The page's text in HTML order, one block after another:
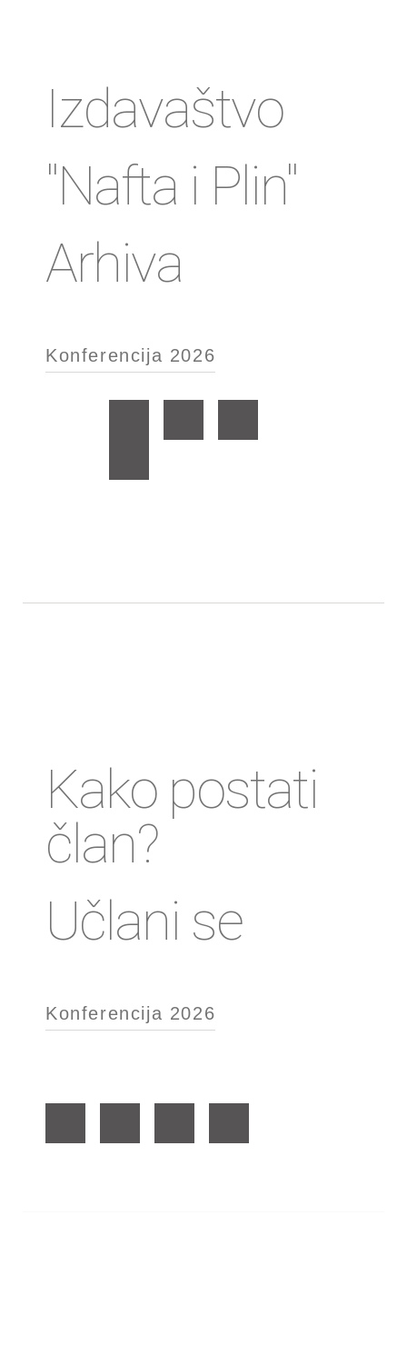
Izdavaštvo
"Nafta i Plin"
Arhiva
Konferencija 2026
Kako postati
član?
Učlani se
Konferencija 2026